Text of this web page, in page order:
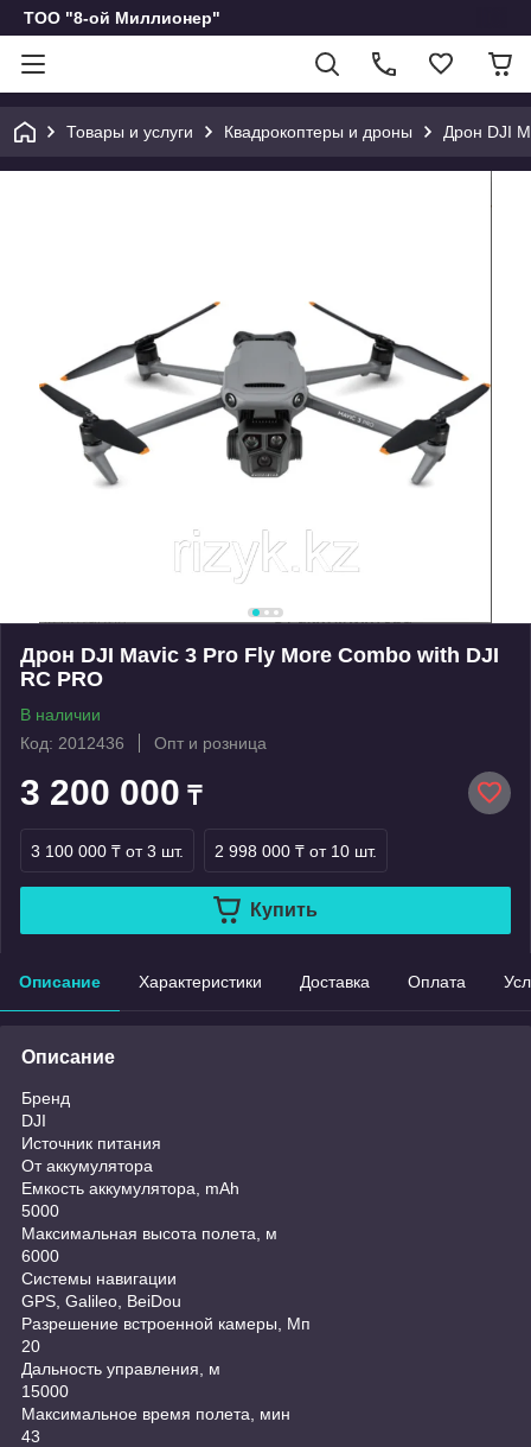
ТОО "8-ой Миллионер"
Товары и услуги Квадрокоптеры и дроны Дрон DJI
Дрон DJI Mavic 3 Pro Fly More Combo with DJI
RC PRO
В наличии
Код: 2012436
Опт и розница
3 200 000 ₸
3 100 000 ₸ от 3 шт. 2 998 000 ₸ от 10 шт.
Купить
Описание Характеристики Доставка Оплата
Описание
Бренд
DJI
Источник питания
От аккумулятора
Емкость аккумулятора, mAh
5000
Максимальная высота полета, м
6000
Системы навигации
GPS, Galileo, BeiDou
Разрешение встроенной камеры, Мп
20
Дальность управления, м
15000
Максимальное время полета, мин
43